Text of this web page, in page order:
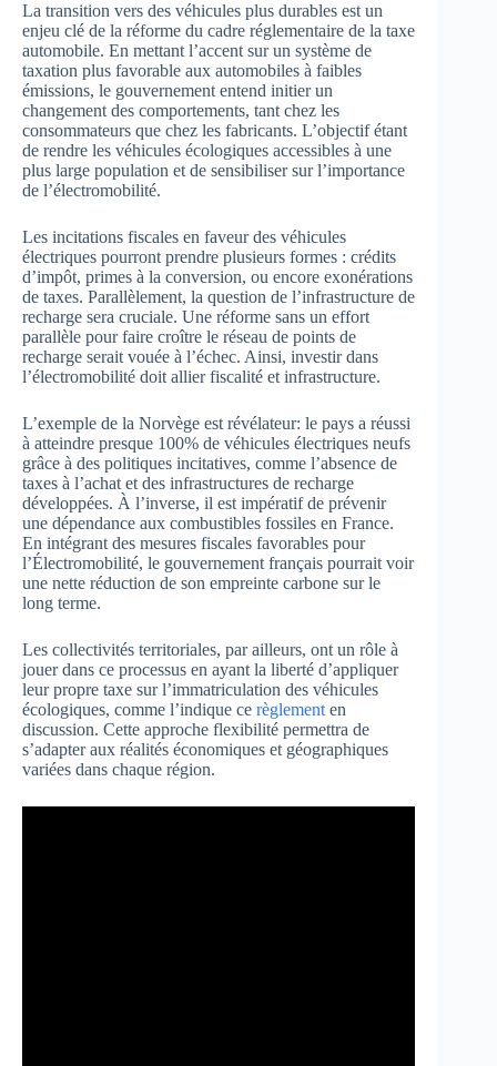
La transition vers des véhicules plus durables est un
enjeu clé de la réforme du cadre réglementaire de la taxe
automobile. En mettant l’accent sur un système de
taxation plus favorable aux automobiles à faibles
émissions, le gouvernement entend initier un
changement des comportements, tant chez les
consommateurs que chez les fabricants. L’objectif étant
de rendre les véhicules écologiques accessibles à une
plus large population et de sensibiliser sur l’importance
de l’électromobilité.
Les incitations fiscales en faveur des véhicules
électriques pourront prendre plusieurs formes : crédits
d’impôt, primes à la conversion, ou encore exonérations
de taxes. Parallèlement, la question de l’infrastructure de
recharge sera cruciale. Une réforme sans un effort
parallèle pour faire croître le réseau de points de
recharge serait vouée à l’échec. Ainsi, investir dans
l’électromobilité doit allier fiscalité et infrastructure.
L’exemple de la Norvège est révélateur: le pays a réussi
à atteindre presque 100% de véhicules électriques neufs
grâce à des politiques incitatives, comme l’absence de
taxes à l’achat et des infrastructures de recharge
développées. À l’inverse, il est impératif de prévenir
une dépendance aux combustibles fossiles en France.
En intégrant des mesures fiscales favorables pour
l’Électromobilité, le gouvernement français pourrait voir
une nette réduction de son empreinte carbone sur le
long terme.
Les collectivités territoriales, par ailleurs, ont un rôle à
jouer dans ce processus en ayant la liberté d’appliquer
leur propre taxe sur l’immatriculation des véhicules
écologiques, comme l’indique ce règlement en
discussion. Cette approche flexibilité permettra de
s’adapter aux réalités économiques et géographiques
variées dans chaque région.